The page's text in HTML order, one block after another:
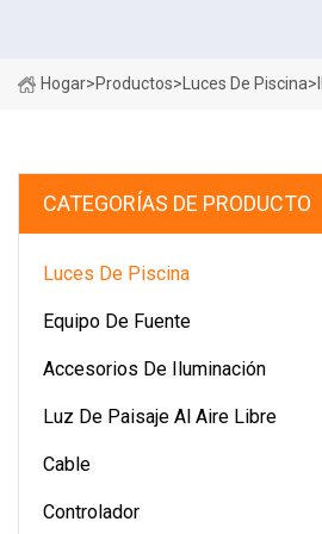
Hogar>Productos> Luces De Piscina>
CATEGORÍAS DE PRODUCTO
Luces De Piscina
Equipo De Fuente
Accesorios De Iluminación
Luz De Paisaje Al Aire Libre
Cable
Controlador